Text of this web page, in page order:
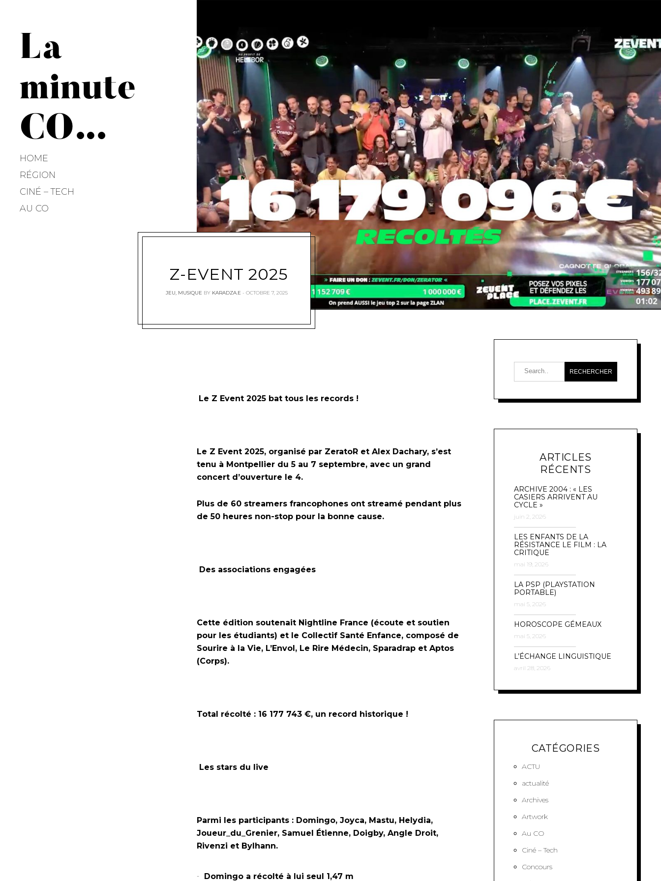
La
minute
CO…
HOME
RÉGION
CINÉ – TECH
AU CO
Z-EVENT 2025
JEU MUSIQUE BY KARADZA.E OCTOBRE 7, 2025
Le Z Event 2025 bat tous les records !
Le Z Event 2025, organisé par ZeratoR et Alex Dachary, s’est
tenu à Montpellier du 5 au 7 septembre, avec un grand
concert d’ouverture le 4.
Plus de 60 streamers francophones ont streamé pendant plus
de 50 heures non-stop pour la bonne cause.
Des associations engagées
Cette édition soutenait Nightline France (écoute et soutien
pour les étudiants) et le Collectif Santé Enfance, composé de
Sourire à la Vie, L’Envol, Le Rire Médecin, Sparadrap et Aptos
(Corps).
Total récolté : 16 177 743 €, un record historique !
Les stars du live
Parmi les participants : Domingo, Joyca, Mastu, Helydia,
Joueur_du_Grenier, Samuel Étienne, Doigby, Angle Droit,
Rivenzi et ByIhann.
Domingo a récolté à lui seul 1,47 m
ARTICLES
RÉCENTS
ARCHIVE 2004 : « LES
CASIERS ARRIVENT AU
CYCLE »
juin 2, 2026
LES ENFANTS DE LA
RÉSISTANCE LE FILM : LA
CRITIQUE
mai 19, 2026
LA PSP (PLAYSTATION
PORTABLE)
mai 5, 2026
HOROSCOPE GÉMEAUX
mai 5, 2026
L’ÉCHANGE LINGUISTIQUE
avril 28, 2026
CATÉGORIES
ACTU
actualité
Archives
Artwork
Au CO
Ciné – Tech
Concours